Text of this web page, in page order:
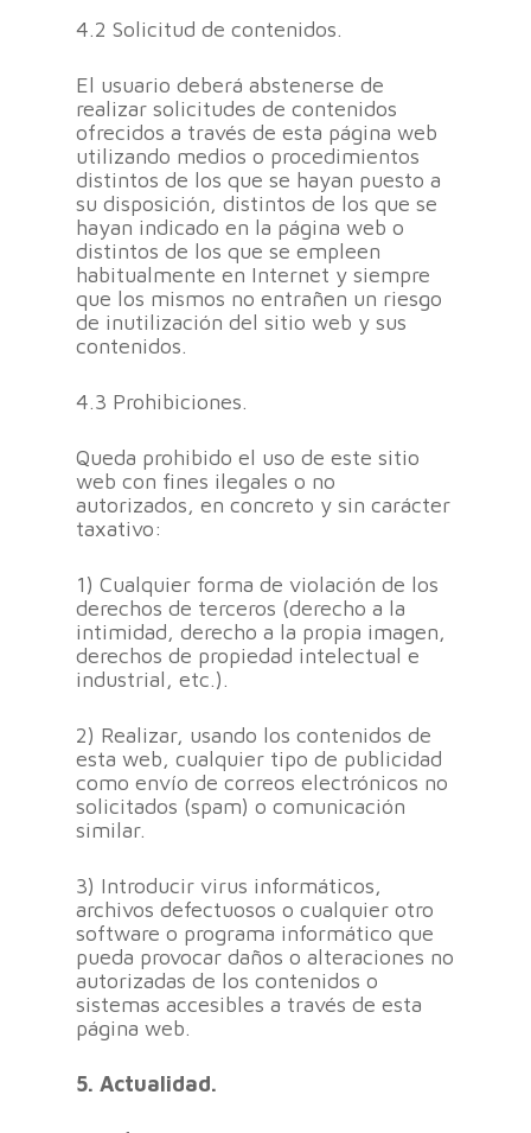
4.2 Solicitud de contenidos.
El usuario deberá abstenerse de
realizar solicitudes de contenidos
ofrecidos a través de esta página web
utilizando medios o procedimientos
distintos de los que se hayan puesto a
su disposición, distintos de los que se
hayan indicado en la página web o
distintos de los que se empleen
habitualmente en Internet y siempre
que los mismos no entrañen un riesgo
de inutilización del sitio web y sus
contenidos.
4.3 Prohibiciones.
Queda prohibido el uso de este sitio
web con fines ilegales o no
autorizados, en concreto y sin carácter
taxativo:
1) Cualquier forma de violación de los
derechos de terceros (derecho a la
intimidad, derecho a la propia imagen,
derechos de propiedad intelectual e
industrial, etc.).
2) Realizar, usando los contenidos de
esta web, cualquier tipo de publicidad
como envío de correos electrónicos no
solicitados (spam) o comunicación
similar.
3) Introducir virus informáticos,
archivos defectuosos o cualquier otro
software o programa informático que
pueda provocar daños o alteraciones no
autorizadas de los contenidos o
sistemas accesibles a través de esta
página web.
5. Actualidad.